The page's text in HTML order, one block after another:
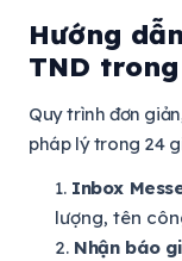
Hướng
TND
Quy trình đơn
pháp lý trong 24
Inbox
lượng, tên
Nhận báo